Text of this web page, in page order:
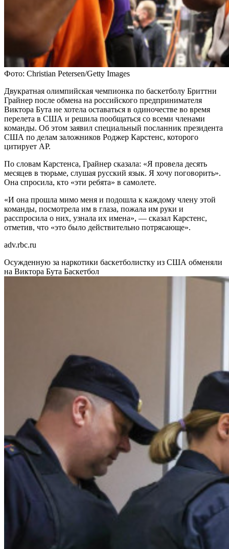
Фото: Christian Petersen/Getty Images
Двукратная олимпийская чемпионка по баскетболу Бриттни
Грайнер после обмена на российского предпринимателя
Виктора Бута не хотела оставаться в одиночестве во время
перелета в США и решила пообщаться со всеми членами
команды. Об этом заявил специальный посланник президента
США по делам заложников Роджер Карстенс, которого
цитирует AP.
По словам Карстенса, Грайнер сказала: «Я провела десять
месяцев в тюрьме, слушая русский язык. Я хочу поговорить».
Она спросила, кто «эти ребята» в самолете.
«И она прошла мимо меня и подошла к каждому члену этой
команды, посмотрела им в глаза, пожала им руки и
расспросила о них, узнала их имена», — сказал Карстенс,
отметив, что «это было действительно потрясающе».
adv.rbc.ru
Осужденную за наркотики баскетболистку из США обменяли
на Виктора Бута Баскетбол